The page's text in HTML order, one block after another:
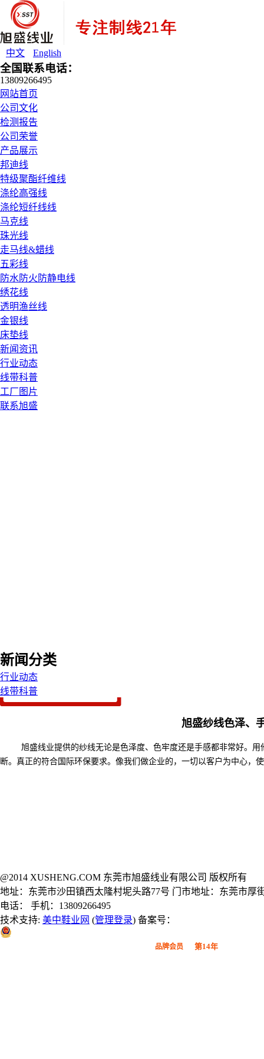
中文 English
全国联系电话：
13809266495
网站首页
公司文化
检测报告
公司荣誉
产品展示
邦迪线
特级聚酯纤维线
涤纶高强线
涤纶短纤线线
马克线
珠光线
走马线&蜡线
五彩线
防水防火防静电线
绣花线
透明渔丝线
金银线
床垫线
新闻资讯
行业动态
线带科普
工厂图片
联系旭盛
新闻分类
行业动态
线带科普
旭盛纱线色泽、
旭盛线业提供的纱线无论是色泽度、色牢度还是手感都非常好。
断。真正的符合国际环保要求。像我们做企业的，一切以客户为中心，
@2014 XUSHENG.COM 东莞市旭盛线业有限公司 版权所有
地址：东莞市沙田镇西太隆村坭头路77号 门市地址：东莞市厚
电话： 手机：13809266495
技术支持: 美中鞋业网 (管理登录) 备案号：
品牌会员 第14年